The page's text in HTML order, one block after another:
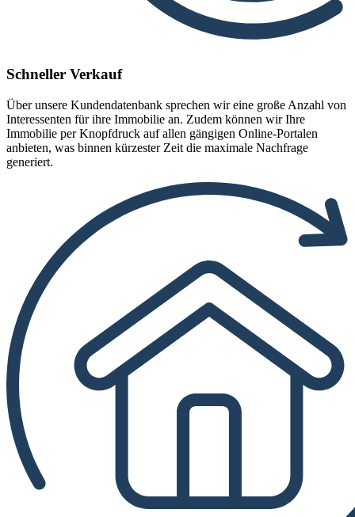
Schneller Verkauf
Über unsere Kundendatenbank sprechen wir eine große Anzahl von
Interessenten für ihre Immobilie an. Zudem können wir Ihre
Immobilie per Knopfdruck auf allen gängigen Online-Portalen
anbieten, was binnen kürzester Zeit die maximale Nachfrage
generiert.